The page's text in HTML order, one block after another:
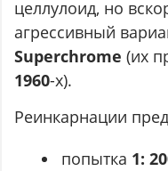
целлулоид, но
агрессивный
Superchrome (их
1960-х).
Реинкарнации
попытка 1: